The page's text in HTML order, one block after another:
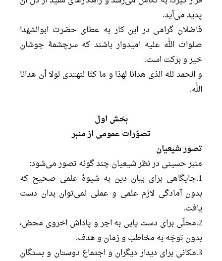
پدید می‌آید.
فاضلان گرامی در این کار به عطای حضرت ابوالشهدا
صلوات الله علیه امیدوار باشند که سرچشمۀ جوشان
خیر و برکت است.
و الحمد لله الذی هدانا لهذا و ما کنّا لنهتدی لولا أن هدانا
الله.
بخش اول
تصوّرات عمومی از منبر
تصور شیعیان
منبر حسینی در نظر شیعیان چند گونه تصور می‌شود:
1.جایگاهی برای بیان دین به شیوۀ علمی صحیح که
بدون آمادگی لازم علمی و عملی نمی‌توان بدان دست
یافت.
2.محلّی برای دست یابی به اجر و پاداش اخروی محض،
بدون توجّه به مخاطب و زمان و هدف.
3.مکانی برای دیدار دیگران و اجتماع دوستان و بستگان